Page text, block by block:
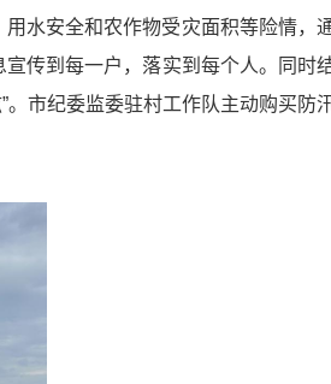
水安全和农作物受灾面积等险情，
传到每一户，落实到每个人。同时
。市纪委监委驻村工作队主动购买防